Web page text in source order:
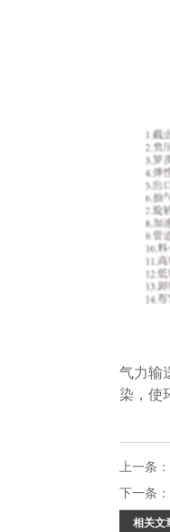
气力输
染，使
上一条：
下一条：
相关文